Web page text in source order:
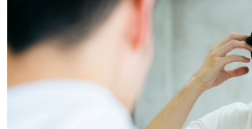
การ
เงิน
การ